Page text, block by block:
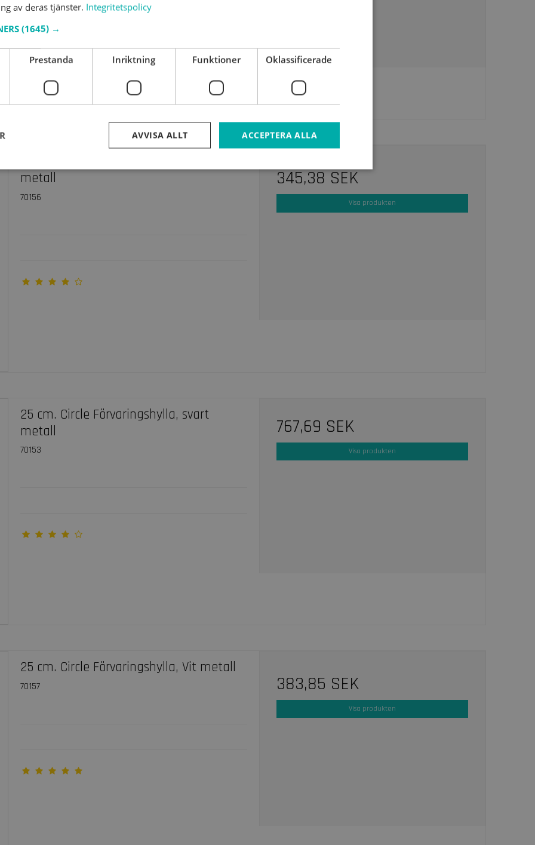
metall
70156
345,38 SEK
Visa produkten
25 cm. Circle Förvaringshylla, svart
metall
70153
767,69 SEK
Visa produkten
25 cm. Circle Förvaringshylla, Vit metall
70157 383,85 SEK
Visa produkten
av deras tjänster. Integritetspolicy
(1645) →
Prestanda Inriktning Funktioner Oklassificerade
ACCEPTERA ALLA
AVVISA ALLT